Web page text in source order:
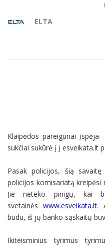
ELTA
Klaipėdos pareigūnai įspėja
sukčiai sukūrė į į esveikata.lt
Pasak policijos, šią
policijos komisariatą kreipėsi
Jie neteko pinigų, kai
svetainėswww.esveikata.lt.
būdu, iš jų banko sąskaitų
Ikiteisminius tyrimus